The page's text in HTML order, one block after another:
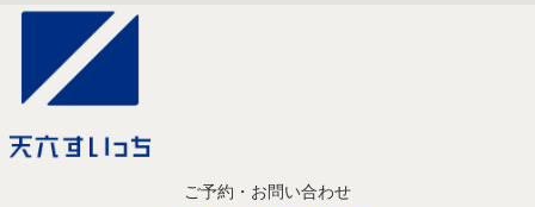
ご予約・お問い合わせ